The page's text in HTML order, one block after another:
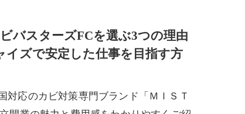
バスターズFCを選ぶ3つの理由
イズで安定した仕事を目指す方
対応のカビ対策専門ブランド「ＭＩＳＴ